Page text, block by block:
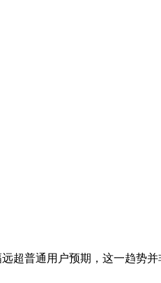
超普通用户预期，这一趋势